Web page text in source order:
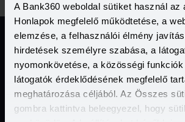
A Bank360 weboldal sütiket használ az
Honlapok megfelelő működtetése, a
elemzése, a felhasználói élmény
hirdetések személyre szabása, a
nyomonkövetése, a közösségi
látogatók érdeklődésének megfelelő
meghatározása céljából. Az Összes
gombra kattintva beleegyezel, hogy
Jogi Dokumentumok
Kapcsolat